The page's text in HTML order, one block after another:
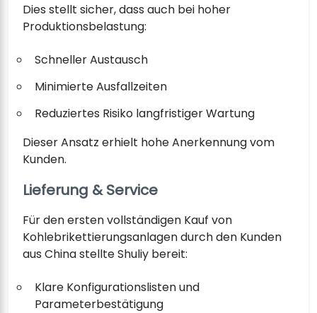
Dies stellt sicher, dass auch bei hoher
Produktionsbelastung:
Schneller Austausch
Minimierte Ausfallzeiten
Reduziertes Risiko langfristiger Wartung
Dieser Ansatz erhielt hohe Anerkennung vom
Kunden.
Lieferung & Service
Für den ersten vollständigen Kauf von
Kohlebrikettierungsanlagen durch den Kunden
aus China stellte Shuliy bereit:
Klare Konfigurationslisten und
Parameterbestätigung